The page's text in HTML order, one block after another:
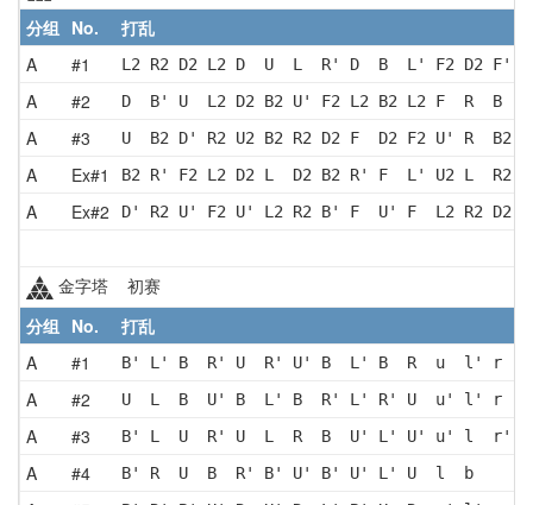
分组 No.
打乱
A
#1 L2 R2 D2 L2 D  U  L  R' D  B  L' F2 D2 F' U
A #2 D  B' U  L2 D2 B2 U' F2 L2 B2 L2 F  R  B
A #3 U  B2 D' R2 U2 B2 R2 D2 F  D2 F2 U' R
A Ex#1 B2 R' F2 L2 D2 L  D2 B2 R' F  L' U2 L  R2
A Ex#2 D' R2 U' F2 U' L2 R2 B' F  U' F  L2 R2 D2
金字塔 初赛
分组 No.
打乱
A
#1 B' L' B  R' U  R' U' B  L' B  R  u  l' r
A #2 U  L  B  U' B  L' B  R' L' R' U  u' l' r
A #3 B' L  U  R' U  L  R  B  U' L' U' u' l  r'
A #4 B' R  U  B  R' B' U' B' U' L' U  l  b